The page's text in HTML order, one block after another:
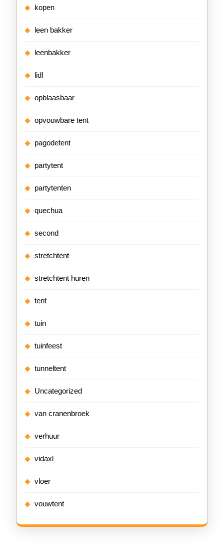
kopen
leen bakker
leenbakker
lidl
opblaasbaar
opvouwbare tent
pagodetent
partytent
partytenten
quechua
second
stretchtent
stretchtent huren
tent
tuin
tuinfeest
tunneltent
Uncategorized
van cranenbroek
verhuur
vidaxl
vloer
vouwtent